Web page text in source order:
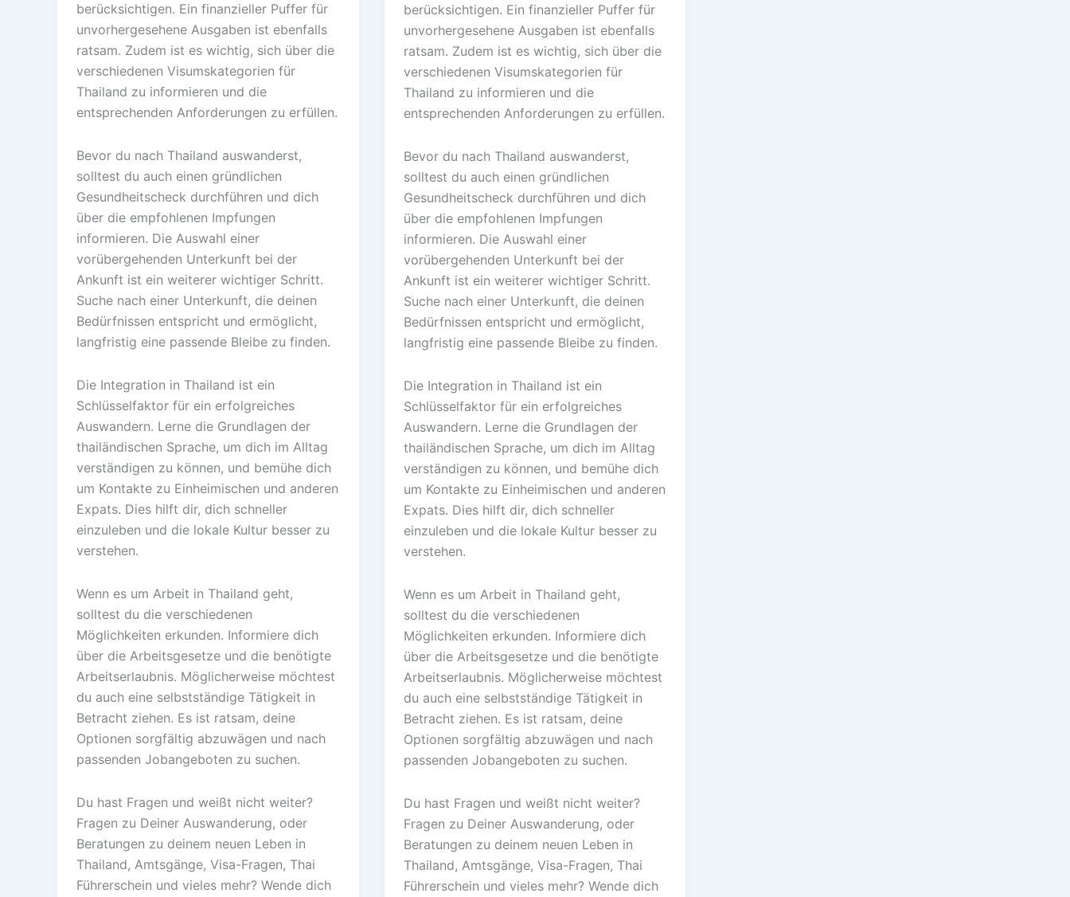
berücksichtigen. Ein finanzieller Puffer für
unvorhergesehene Ausgaben ist ebenfalls
ratsam. Zudem ist es wichtig, sich über die
verschiedenen Visumskategorien für
Thailand zu informieren und die
entsprechenden Anforderungen zu erfüllen.
Bevor du nach Thailand auswanderst,
solltest du auch einen gründlichen
Gesundheitscheck durchführen und dich
über die empfohlenen Impfungen
informieren. Die Auswahl einer
vorübergehenden Unterkunft bei der
Ankunft ist ein weiterer wichtiger Schritt.
Suche nach einer Unterkunft, die deinen
Bedürfnissen entspricht und ermöglicht,
langfristig eine passende Bleibe zu finden.
Die Integration in Thailand ist ein
Schlüsselfaktor für ein erfolgreiches
Auswandern. Lerne die Grundlagen der
thailändischen Sprache, um dich im Alltag
verständigen zu können, und bemühe dich
um Kontakte zu Einheimischen und anderen
Expats. Dies hilft dir, dich schneller
einzuleben und die lokale Kultur besser zu
verstehen.
Wenn es um Arbeit in Thailand geht,
solltest du die verschiedenen
Möglichkeiten erkunden. Informiere dich
über die Arbeitsgesetze und die benötigte
Arbeitserlaubnis. Möglicherweise möchtest
du auch eine selbstständige Tätigkeit in
Betracht ziehen. Es ist ratsam, deine
Optionen sorgfältig abzuwägen und nach
passenden Jobangeboten zu suchen.
Du hast Fragen und weißt nicht weiter?
Fragen zu Deiner Auswanderung, oder
Beratungen zu deinem neuen Leben in
Thailand, Amtsgänge, Visa-Fragen, Thai
Führerschein und vieles mehr? Wende dich
berücksichtigen. Ein finanzieller Puffer für
unvorhergesehene Ausgaben ist ebenfalls
ratsam. Zudem ist es wichtig, sich über die
verschiedenen Visumskategorien für
Thailand zu informieren und die
entsprechenden Anforderungen zu erfüllen.
Bevor du nach Thailand auswanderst,
solltest du auch einen gründlichen
Gesundheitscheck durchführen und dich
über die empfohlenen Impfungen
informieren. Die Auswahl einer
vorübergehenden Unterkunft bei der
Ankunft ist ein weiterer wichtiger Schritt.
Suche nach einer Unterkunft, die deinen
Bedürfnissen entspricht und ermöglicht,
langfristig eine passende Bleibe zu finden.
Die Integration in Thailand ist ein
Schlüsselfaktor für ein erfolgreiches
Auswandern. Lerne die Grundlagen der
thailändischen Sprache, um dich im Alltag
verständigen zu können, und bemühe dich
um Kontakte zu Einheimischen und anderen
Expats. Dies hilft dir, dich schneller
einzuleben und die lokale Kultur besser zu
verstehen.
Wenn es um Arbeit in Thailand geht,
solltest du die verschiedenen
Möglichkeiten erkunden. Informiere dich
über die Arbeitsgesetze und die benötigte
Arbeitserlaubnis. Möglicherweise möchtest
du auch eine selbstständige Tätigkeit in
Betracht ziehen. Es ist ratsam, deine
Optionen sorgfältig abzuwägen und nach
passenden Jobangeboten zu suchen.
Du hast Fragen und weißt nicht weiter?
Fragen zu Deiner Auswanderung, oder
Beratungen zu deinem neuen Leben in
Thailand, Amtsgänge, Visa-Fragen, Thai
Führerschein und vieles mehr? Wende dich